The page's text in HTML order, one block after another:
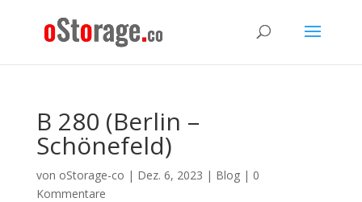
B 280 (Berlin –
Schönefeld)
von oStorage-co | Dez. 6, 2023 | Blog| 0
Kommentare